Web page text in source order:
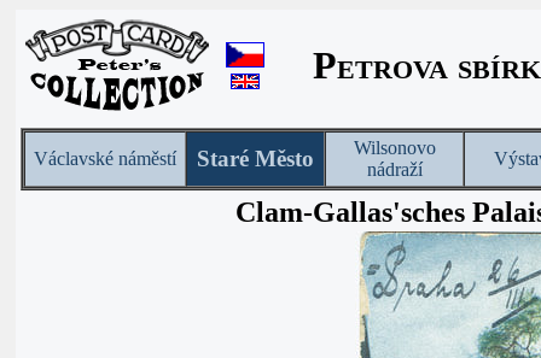
Petrova
Václavské náměstí Staré Město
Wilsonovo
nádraží
Clam-Gallas'sches